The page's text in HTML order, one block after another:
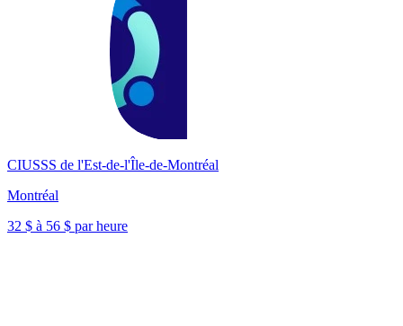
CIUSSS de l'Est-de-l'Île-de-Montréal
Montréal
32 $ à 56 $ par heure